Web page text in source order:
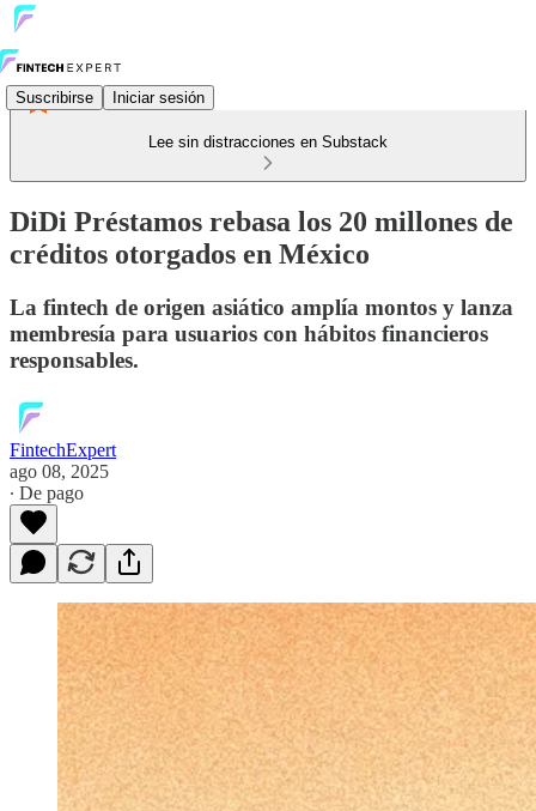
Suscribirse Iniciar sesión
Lee sin distracciones en Substack
DiDi Préstamos rebasa los 20 millones de
créditos otorgados en México
La fintech de origen asiático amplía montos y lanza
membresía para usuarios con hábitos financieros
responsables.
FintechExpert
ago 08, 2025
∙ De pago